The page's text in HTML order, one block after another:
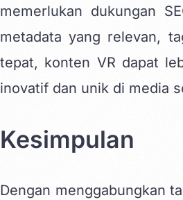
memerlukan dukungan
metadata yang relevan,
tepat, konten VR dapat
inovatif dan unik di media
Kesimpulan
Dengan menggabungkan